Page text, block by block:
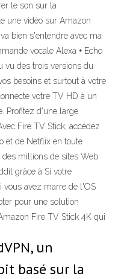
le son sur la
une vidéo sur Amazon
bien s'entendre avec ma
vocale Alexa + Echo
vu des trois versions du
besoins et surtout à votre
votre TV HD à un
Profitez d'une large
Fire TV Stick, accédez
et de Netflix en toute
millions de sites Web
grâce à Si votre
vous avez marre de l'OS
pour une solution
Fire TV Stick 4K qui
un
basé sur la